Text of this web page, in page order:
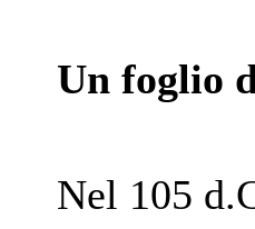
Un foglio
Nel 105